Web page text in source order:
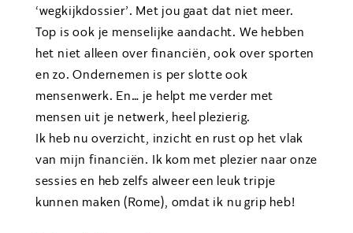
‘wegkijkdossier’. Met jou gaat dat niet meer.
Top is ook je menselijke aandacht. We hebben
het niet alleen over financiën, ook over sporten
en zo. Ondernemen is per slotte ook
mensenwerk. En… je helpt me verder met
mensen uit je netwerk, heel plezierig.
Ik heb nu overzicht, inzicht en rust op het vlak
van mijn financiën. Ik kom met plezier naar onze
sessies en heb zelfs alweer een leuk tripje
kunnen maken (Rome), omdat ik nu grip heb!